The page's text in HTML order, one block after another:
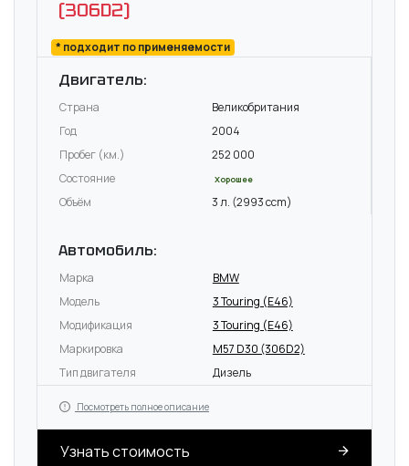
(306D2)
* подходит по применяемости
Двигатель:
Страна
Великобритания
Год
2004
Пробег (км.)
252 000
Состояние
Хорошее
Объём 3 л. (2993 ccm)
Автомобиль:
Марка
BMW
Модель
3 Touring (E46)
Модификация
3 Touring (E46)
Маркировка
M57 D30 (306D2)
Тип двигателя
Дизель
Посмотреть полное описание
Узнать стоимость